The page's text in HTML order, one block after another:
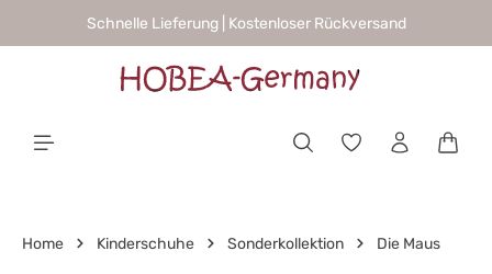
springenSchnelle Lieferung | Kostenloser Rückversand
Home Kinderschuhe Sonderkollektion Die Maus